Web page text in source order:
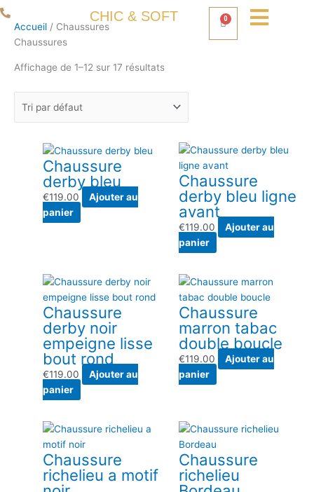
Aller
contenu
CHIC & SOFT 0
Panier
Accueil / Chaussures
Chaussures
Affichage de 1–12 sur 17 résultats
Chaussure
derby bleu
€119.00
Ajouter au
panier
Chaussure
derby bleu ligne
avant
€119.00
Ajouter au
panier
Chaussure
derby noir
empeigne lisse
bout rond
€119.00
Ajouter au
panier
Chaussure
marron tabac
double boucle
€119.00
Ajouter au
panier
Chaussure
richelieu a motif
Chaussure
richelieu